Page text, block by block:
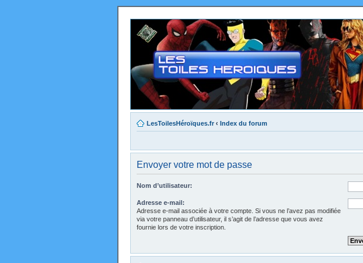
LesToilesHéroïques.fr ‹ Index du forum
Envoyer votre mot de passe
Nom d’utilisateur:
Adresse e-mail:
Adresse e-mail associée à votre compte. Si vous ne l’avez pas modifiée
via votre panneau d’utilisateur, il s’agit de l’adresse que vous avez
fournie lors de votre inscription.